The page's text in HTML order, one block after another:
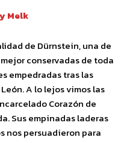
Melk
de Dürnstein, una de
conservadas de toda
empedradas tras las
A lo lejos vimos las
Corazón de
Sus empinadas laderas
nos persuadieron para